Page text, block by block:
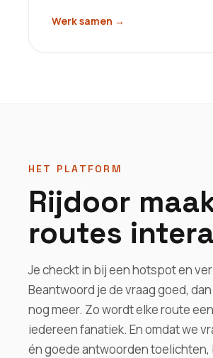
Werk samen →
HET PLATFORM
Rijdoor
routes
Je checkt in bij een hotspot en
Beantwoord je de vraag goed,
nog meer. Zo wordt elke route
iedereen fanatiek. En omdat we
én goede antwoorden toelichten,